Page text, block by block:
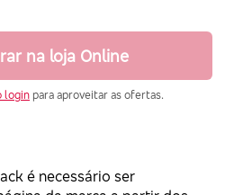
na loja Online
login para aproveitar as ofertas.
é necessário ser